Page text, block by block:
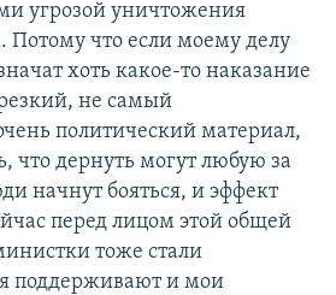
угрозой уничтожения
Потому что если моему делу
хоть какое-то наказание
не самый
политический материал,
что дернуть могут любую за
начнут бояться, и эффект
перед лицом этой общей
тоже стали
поддерживают и мои